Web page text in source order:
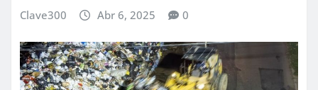
Clave300 Abr 6, 2025 0